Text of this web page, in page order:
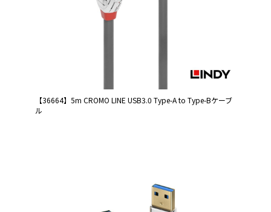
【36664】5m CROMO LINE USB3.0 Type-A to Type-Bケーブ
ル